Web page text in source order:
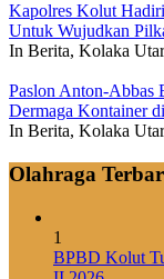
Kapolres Kolut
Untuk Wujudkan
In Berita, Kolaka
Paslon Anton-Abbas
Dermaga Kontainer
In Berita, Kolaka
Olahraga
1
BPBD Kolut